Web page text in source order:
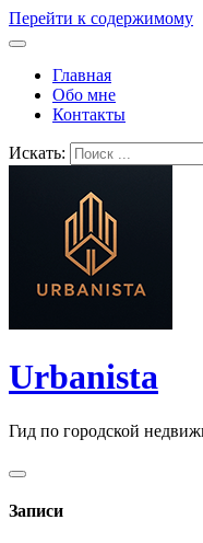
Перейти к содержимому
Главная
Обо мне
Контакты
Искать:
Urbanista
Гид по городской
Записи